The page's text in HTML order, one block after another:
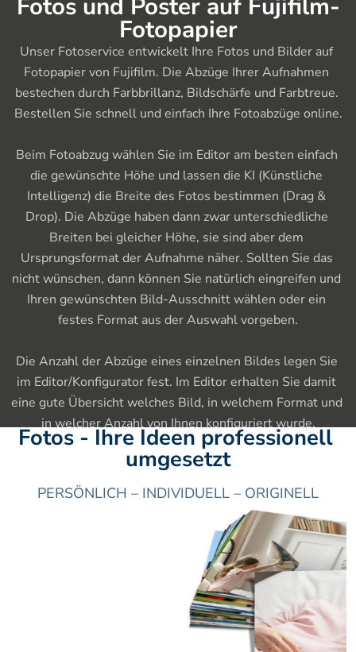
Fotopapier
Unser Fotoservice entwickelt Ihre Fotos und Bilder auf
Fotopapier von Fujifilm. Die Abzüge Ihrer Aufnahmen
bestechen durch Farbbrillanz, Bildschärfe und Farbtreue.
Bestellen Sie schnell und einfach Ihre Fotoabzüge online.
Beim Fotoabzug wählen Sie im Editor am besten einfach
die gewünschte Höhe und lassen die KI (Künstliche
Intelligenz) die Breite des Fotos bestimmen (Drag &
Drop). Die Abzüge haben dann zwar unterschiedliche
Breiten bei gleicher Höhe, sie sind aber dem
Ursprungsformat der Aufnahme näher. Sollten Sie das
nicht wünschen, dann können Sie natürlich eingreifen und
Ihren gewünschten Bild-Ausschnitt wählen oder ein
festes Format aus der Auswahl vorgeben.
Die Anzahl der Abzüge eines einzelnen Bildes legen Sie
im Editor/Konfigurator fest. Im Editor erhalten Sie damit
eine gute Übersicht welches Bild, in welchem Format und
in welcher Anzahl von Ihnen konfiguriert wurde.
Fotos - Ihre Ideen professionell
umgesetzt
PERSÖNLICH – INDIVIDUELL – ORIGINELL